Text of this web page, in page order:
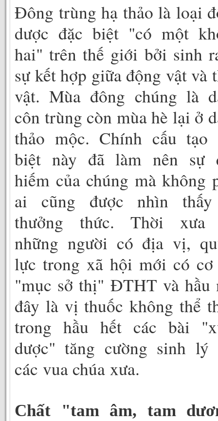
Đông trùng hạ thảo là loại
dược đặc biệt "có một
hai" trên thế giới bởi sinh
sự kết hợp giữa động vật và
vật. Mùa đông chúng là
côn trùng còn mùa hè lại ở
thảo mộc. Chính cấu tạo
biệt này đã làm nên sự
hiếm của chúng mà không
ai cũng được nhìn
thưởng thức. Thời xưa
những người có địa vị,
lực trong xã hội mới có
"mục sở thị" ĐTHT và hầu
đây là vị thuốc không thể
trong hầu hết các bài
dược" tăng cường sinh lý
các vua chúa xưa.
Chất "tam âm, tam